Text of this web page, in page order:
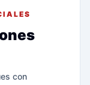
con